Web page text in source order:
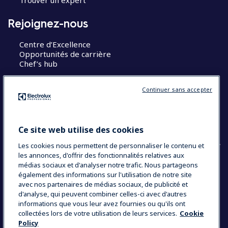
Rejoignez-nous
Centre d’Excellence
Opportunités de carrière
Chef’s hub
COUNTRY AND LANGUAGE
VOTRE SÉLECTION : FRANCE
Data Privacy Statement
Ce site web utilise des cookies
Les cookies nous permettent de personnaliser le contenu et
les annonces, d'offrir des fonctionnalités relatives aux
médias sociaux et d'analyser notre trafic. Nous partageons
également des informations sur l'utilisation de notre site
avec nos partenaires de médias sociaux, de publicité et
d'analyse, qui peuvent combiner celles-ci avec d'autres
informations que vous leur avez fournies ou qu'ils ont
collectées lors de votre utilisation de leurs services. Cookie
Policy
Continuer sans accepter